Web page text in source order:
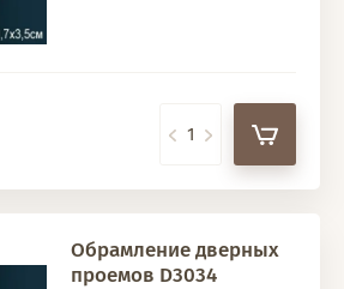
Обрамление дверных
проемов D3034